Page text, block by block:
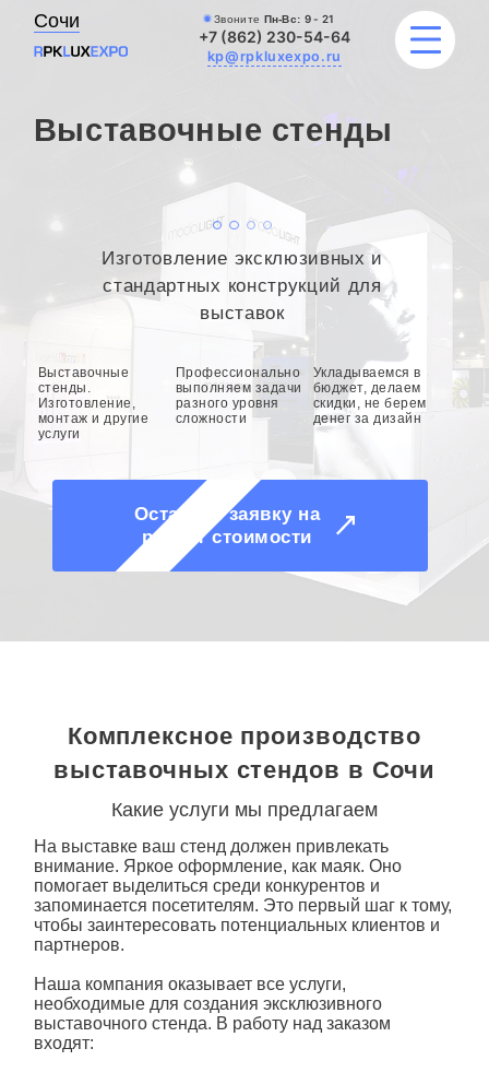
Сочи Звоните Пн-Вс: 9 - 21
+7 (862) 230-54-64
kp@rpkluxexpo.ru
НАШИ РАБОТЫ
О КОМПАНИИ
Выставочные стенды
Изготовление эксклюзивных и
стандартных конструкций для
выставок
Выставочные
стенды.
Изготовление,
монтаж и другие
услуги
Профессионально
выполняем задачи
разного уровня
сложности
Укладываемся в
бюджет, делаем
скидки, не берем
денег за дизайн
Оставить заявку на
расчет стоимости
Комплексное производство
выставочных стендов в Сочи
Какие услуги мы предлагаем
На выставке ваш стенд должен привлекать
внимание. Яркое оформление, как маяк. Оно
помогает выделиться среди конкурентов и
запоминается посетителям. Это первый шаг к тому,
чтобы заинтересовать потенциальных клиентов и
партнеров.
Наша компания оказывает все услуги,
необходимые для создания эксклюзивного
выставочного стенда. В работу над заказом
входят: